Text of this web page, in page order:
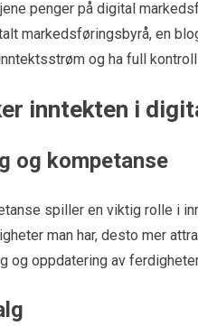
penger på digital
markedsføringsbyrå, en
og ha full
inntekten i
og kompetanse
spiller en viktig rolle i
man har, desto mer
og oppdatering av